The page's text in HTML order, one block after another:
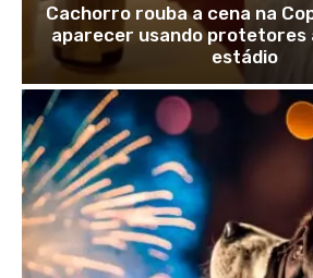
Cachorro rouba a cena na
aparecer usando protetores
estádio